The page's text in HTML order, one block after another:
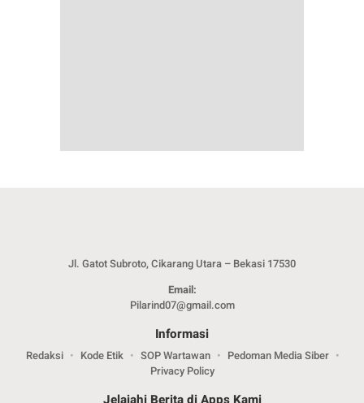
Jl. Gatot Subroto, Cikarang Utara – Bekasi 17530
Email:
Pilarind07@gmail.com
Informasi
Redaksi Kode Etik SOP Wartawan
Pedoman Media Siber
Privacy Policy